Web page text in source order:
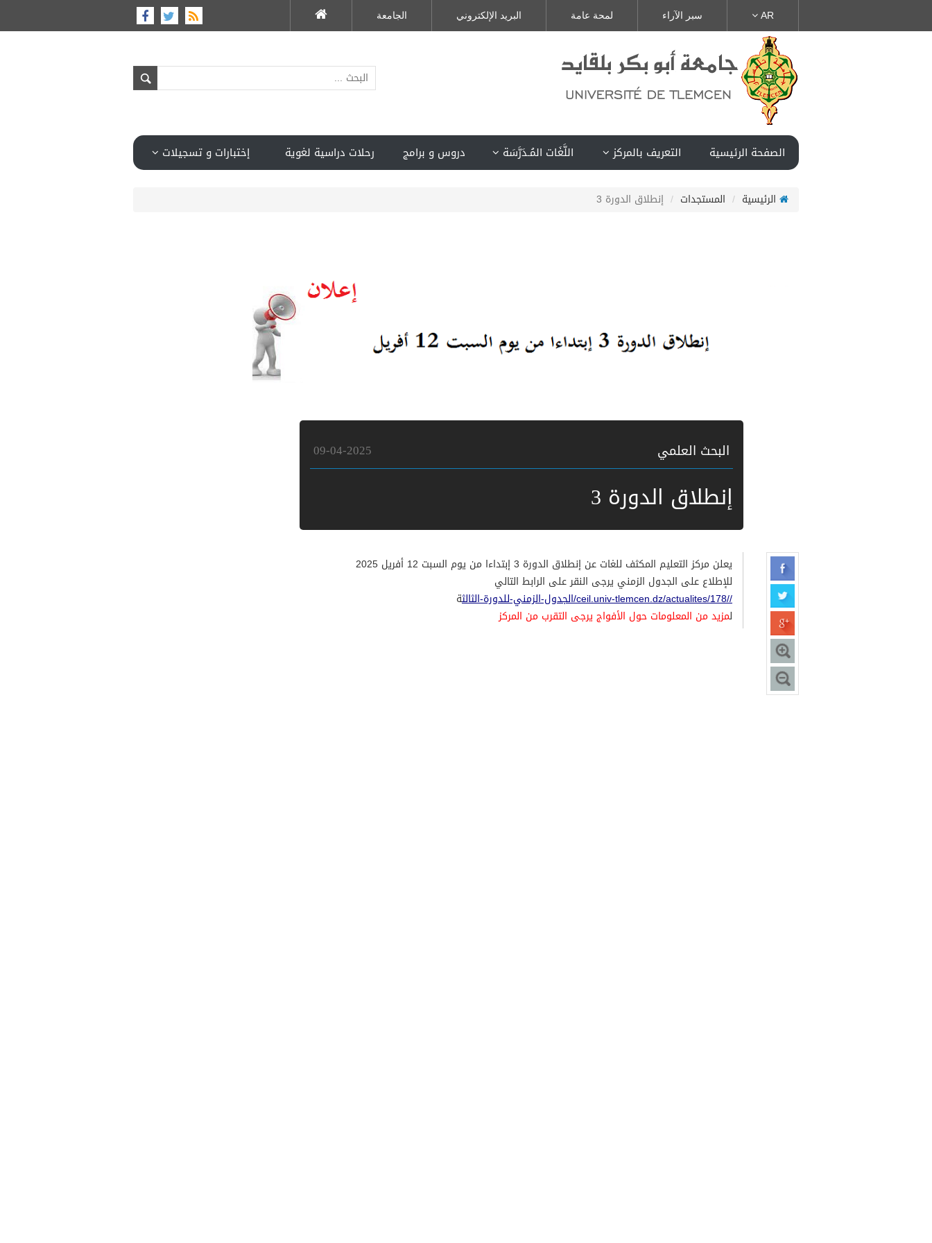
AR سبر الآراء لمحة عامة البريد الإلكتروني الجامعة
الصفحة الرئيسية التعريف بالمركز اللَّغَات المُـدَرَّسَة دروس و برامج رحلات دراسية لغوية إختبارات و تسجيلات
الرئيسية المستجدات إنطلاق الدورة 3
البحث العلمي 09-04-2025
إنطلاق الدورة 3
يعلن مركز التعليم المكثف للغات عن إنطلاق الدورة 3 إبتداءا من يوم السبت 12 أفريل 2025
للإطلاع على الجدول الزمني يرجى النقر على الرابط التالي
//ceil.univ-tlemcen.dz/actualites/178/الجدول-الزمني-للدورة-الثالث
ة
لمزيد من المعلومات حول الأفواج يرجى التقرب من المركز